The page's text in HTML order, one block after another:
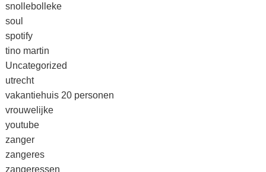
snollebolleke
soul
spotify
tino martin
Uncategorized
utrecht
vakantiehuis 20 personen
vrouwelijke
youtube
zanger
zangeres
zangeressen